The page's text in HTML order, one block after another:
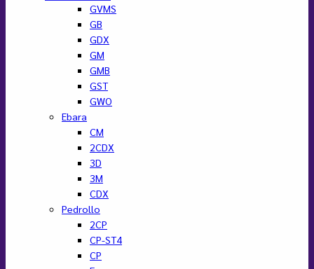
GVMS
GB
GDX
GM
GMB
GST
GWO
Ebara
CM
2CDX
3D
3M
CDX
Pedrollo
2CP
CP-ST4
CP